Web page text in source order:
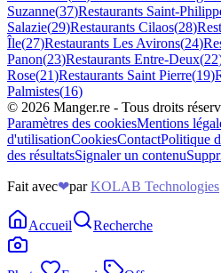
Suzanne(37)Restaurants Saint-
Salazie(29)Restaurants Cilaos(28)
Île(27)Restaurants Les Avirons(24)
Panon(23)Restaurants Entre-Deux(22
Rose(21)Restaurants Saint Pierre(19)
Palmistes(16)
© 2026 Manger.re - Tous droits
Paramètres des cookiesMentions
d'utilisationCookiesContactPolitique
des résultatsSignaler un contenu
Fait avec❤par KOLAB Technologies
Accueil Recherche